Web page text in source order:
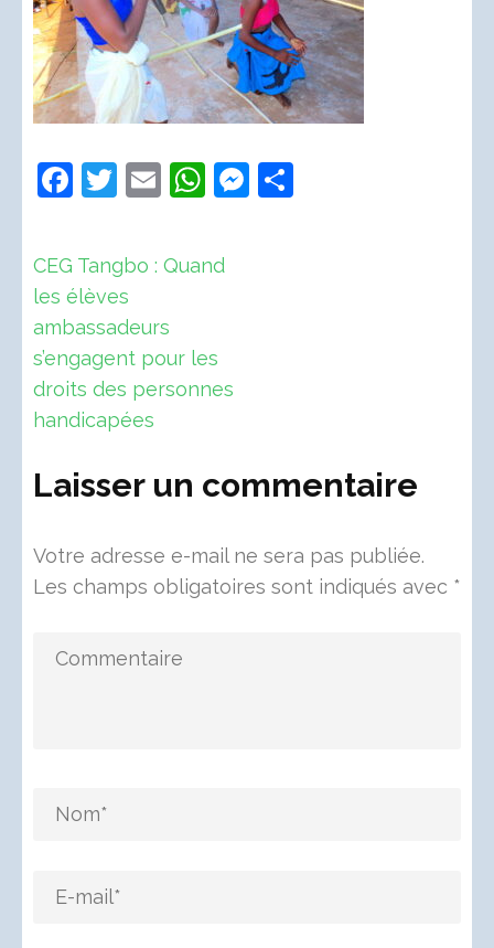
Facebook
Twitter
EmailWhatsApp
Messenger
Navigation
de
l’article
CEG Tangbo : Quand
les élèves
ambassadeurs
s’engagent pour les
droits des personnes
handicapées
Laisser un commentaire
Votre adresse e-mail ne sera pas publiée.
Les champs obligatoires sont indiqués avec *